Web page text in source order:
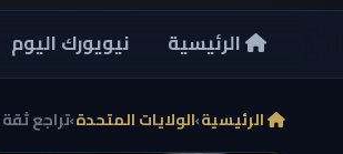
الرئيسية نيويورك اليوم
الرئيسية›الولايات المتحدة›تراجع